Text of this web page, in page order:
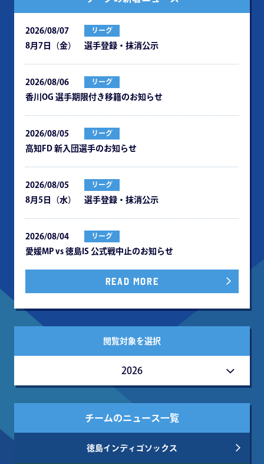
2026/08/07 リーグ
8月7日（金） 選手登録・抹消公示
2026/08/06 リーグ
⾹川OG 選⼿期限付き移籍のお知らせ
2026/08/05 リーグ
⾼知FD 新⼊団選⼿のお知らせ
2026/08/05 リーグ
8月5日（水） 選手登録・抹消公示
2026/08/04 リーグ
愛媛MP vs 徳島IS 公式戦中⽌のお知らせ
READ MORE
閲覧対象を選択
2026
チームのニュース一覧
徳島インディゴソックス